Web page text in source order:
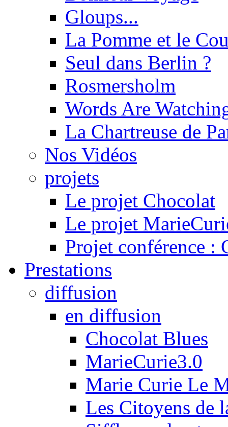
Gloups...
La Pomme et le
Seul dans Berlin ?
Rosmersholm
Words Are
La Chartreuse de
Nos Vidéos
projets
Le projet Chocolat
Le projet
Projet conférence :
Prestations
diffusion
en diffusion
Chocolat Blues
MarieCurie3.0
Marie Curie Le
Les Citoyens de